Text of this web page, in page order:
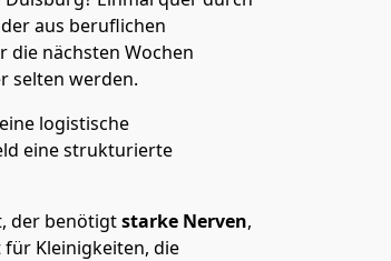
aus beruflichen
die nächsten Wochen
selten werden.
logistische
eine strukturierte
der benötigtstarke Nerven,
Kleinigkeiten, die